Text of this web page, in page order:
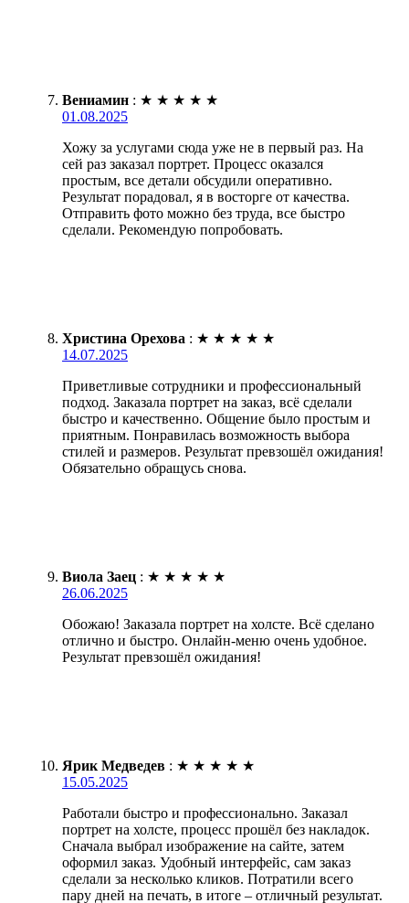
Вениамин : ★ ★ ★ ★ ★
01.08.2025
Хожу за услугами сюда уже не в первый раз. На
сей раз заказал портрет. Процесс оказался
простым, все детали обсудили оперативно.
Результат порадовал, я в восторге от качества.
Отправить фото можно без труда, все быстро
сделали. Рекомендую попробовать.
Христина Орехова : ★ ★ ★ ★ ★
14.07.2025
Приветливые сотрудники и профессиональный
подход. Заказала портрет на заказ, всё сделали
быстро и качественно. Общение было простым и
приятным. Понравилась возможность выбора
стилей и размеров. Результат превзошёл ожидания!
Обязательно обращусь снова.
Виола Заец : ★ ★ ★ ★ ★
26.06.2025
Обожаю! Заказала портрет на холсте. Всё сделано
отлично и быстро. Онлайн-меню очень удобное.
Результат превзошёл ожидания!
Ярик Медведев : ★ ★ ★ ★ ★
15.05.2025
Работали быстро и профессионально. Заказал
портрет на холсте, процесс прошёл без накладок.
Сначала выбрал изображение на сайте, затем
оформил заказ. Удобный интерфейс, сам заказ
сделали за несколько кликов. Потратили всего
пару дней на печать, в итоге – отличный результат.